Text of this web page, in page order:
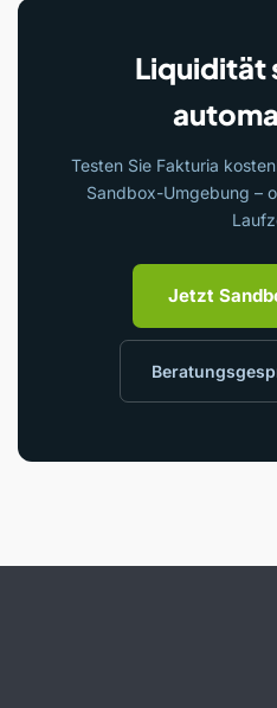
Liquidität
Testen Sie Fakturia
Sandbox-Umgebung –
Jetzt